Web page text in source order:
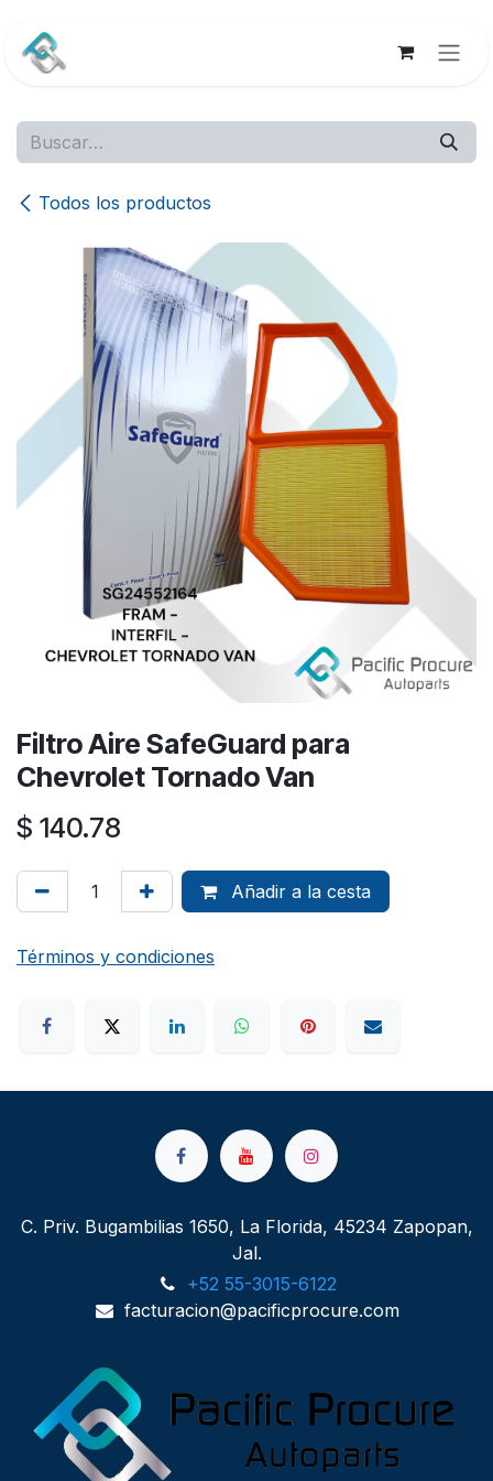
Todos los productos
Filtro Aire SafeGuard para
Chevrolet Tornado Van
$ 140.78
Añadir a la cesta
Términos y condiciones
C. Priv. Bugambilias 1650, La Florida, 45234 Zapopan,
Jal.
+52 55-3015-6122
facturacion@pacificprocure.com